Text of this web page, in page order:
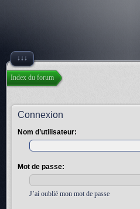
↓↓↓
Index du forum
Connexion
Nom d’utilisateur:
Mot de passe:
J’ai oublié mon mot de passe